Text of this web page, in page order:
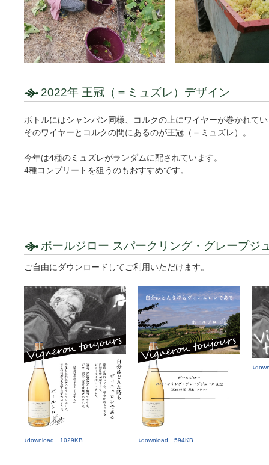
2022年 王冠（＝ミュズレ）デザイン
ボトルにはシャンパン同様、コルクの上にワイヤーが巻かれて
そのワイヤーとコルクの間にあるのが王冠（＝ミュズレ）。
今年は4種のミュズレがランダムに配されています。
4種コンプリートを狙うのもおすすめです。
ポールジロー スパークリング・グレープジ
ご自由にダウンロードしてご利用いただけます。
↓download 1029KB ↓download 594KB